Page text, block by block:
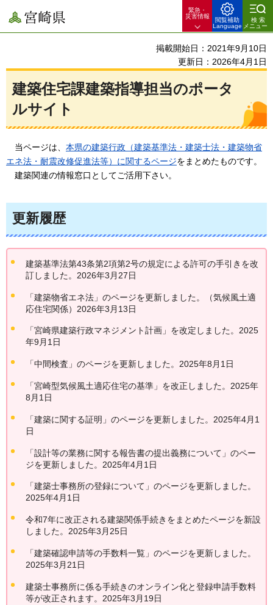
宮崎県
緊急・
災害情報
閲覧補助
Language
検索
メニュー
掲載開始日：2021年9月10日
更新日：2026年4月1日
建築住宅課建築指導担当のポータ
ルサイト
当ページは、 本県の建築行政（建築基準法・建築士法・建築物省
エネ法・耐震改修促進法等）に関するページをまとめたものです。
建築関連の情報窓口としてご活用下さい。
更新履歴
建築基準法第43条第2項第2号の規定による許可の手引きを改
訂しました。2026年3月27日
「建築物省エネ法」のページを更新しました。（気候風土適
応住宅関係）2026年3月13日
「宮崎県建築行政マネジメント計画」を改定しました。2025
年9月1日
「中間検査」のページを更新しました。2025年8月1日
「宮崎型気候風土適応住宅の基準」を改正しました。2025年
8月1日
「建築に関する証明」のページを更新しました。2025年4月1
日
「設計等の業務に関する報告書の提出義務について」のペー
ジを更新しました。2025年4月1日
「建築士事務所の登録について」のページを更新しました。
2025年4月1日
令和7年に改正される建築関係手続きをまとめたページを新設
しました。2025年3月25日
「建築確認申請等の手数料一覧」のページを更新しました。
2025年3月21日
建築士事務所に係る手続きのオンライン化と登録申請手数料
等が改正されます。2025年3月19日